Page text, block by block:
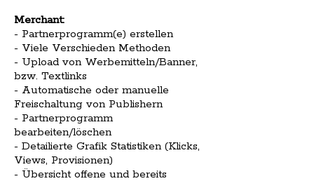
Merchant:
- Partnerprogramm(e) erstellen
- Viele Verschieden Methoden
- Upload von Werbemitteln/Banner,
bzw. Textlinks
- Automatische oder manuelle
Freischaltung von Publishern
- Partnerprogramm
bearbeiten/löschen
- Detailierte Grafik Statistiken (Klicks,
Views, Provisionen)
- Übersicht offene und bereits